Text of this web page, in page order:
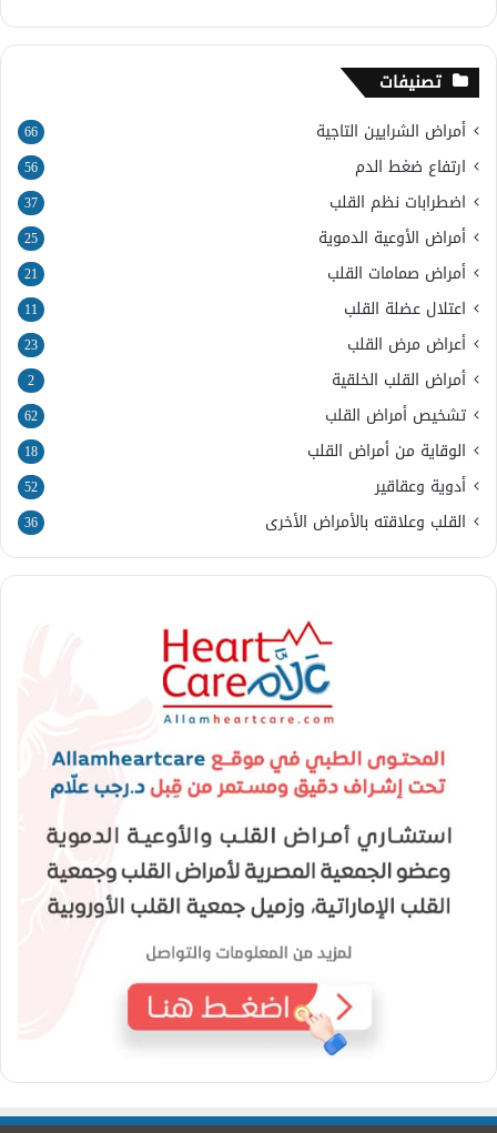
تصنيفات
أمراض الشرايين التاجية 66
ارتفاع ضغط الدم 56
اضطرابات نظم القلب 37
أمراض الأوعية الدموية 25
أمراض صمامات القلب 21
اعتلال عضلة القلب 11
أعراض مرض القلب 23
أمراض القلب الخلقية 2
تشخيص أمراض القلب 62
الوقاية من أمراض القلب 18
أدوية وعقاقير 52
القلب وعلاقته بالأمراض الأخرى 36